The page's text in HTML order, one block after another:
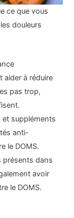
ce que vous
douleurs
aider à réduire
pas trop,
suppléments
anti-
le DOMS.
présents dans
avoir
le DOMS.